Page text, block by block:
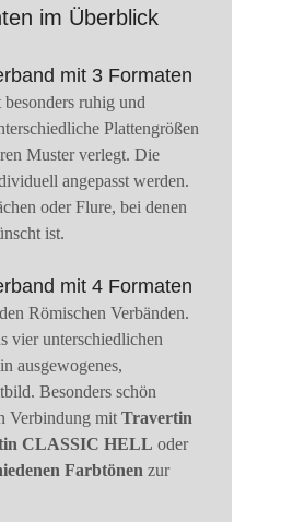
im Überblick
mit 3 Formaten
ruhig und
Plattengrößen
Muster verlegt. Die
angepasst werden.
oder Flure, bei denen
ist.
mit 4 Formaten
Römischen Verbänden.
vier unterschiedlichen
ausgewogenes,
Besonders schön
Verbindung mit Travertin
CLASSIC HELL oder
Farbtönen zur